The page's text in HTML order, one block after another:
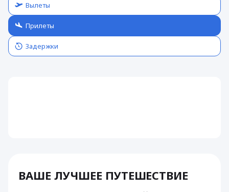
Вылеты
Прилеты
Задержки
ВАШЕ ЛУЧШЕЕ ПУТЕШЕСТВИЕ